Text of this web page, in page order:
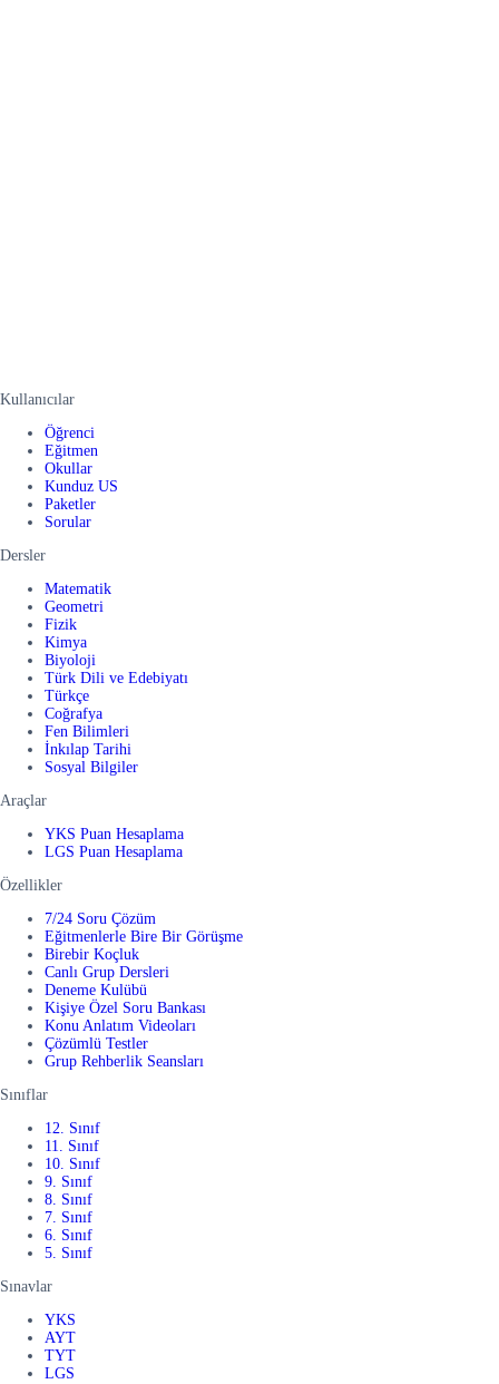
Kullanıcılar
Öğrenci
Eğitmen
Okullar
Kunduz US
Paketler
Sorular
Dersler
Matematik
Geometri
Fizik
Kimya
Biyoloji
Türk Dili ve Edebiyatı
Türkçe
Coğrafya
Fen Bilimleri
İnkılap Tarihi
Sosyal Bilgiler
Araçlar
YKS Puan Hesaplama
LGS Puan Hesaplama
Özellikler
7/24 Soru Çözüm
Eğitmenlerle Bire Bir Görüşme
Birebir Koçluk
Canlı Grup Dersleri
Deneme Kulübü
Kişiye Özel Soru Bankası
Konu Anlatım Videoları
Çözümlü Testler
Grup Rehberlik Seansları
Sınıflar
12. Sınıf
11. Sınıf
10. Sınıf
9. Sınıf
8. Sınıf
7. Sınıf
6. Sınıf
5. Sınıf
Sınavlar
YKS
AYT
TYT
LGS